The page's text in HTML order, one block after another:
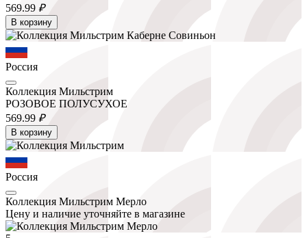
569.99 ₽
В корзину
Россия
Коллекция Мильстрим
РОЗОВОЕ ПОЛУСУХОЕ
569.99 ₽
В корзину
Россия
Коллекция Мильстрим Мерло
Цену и наличие уточняйте в магазине